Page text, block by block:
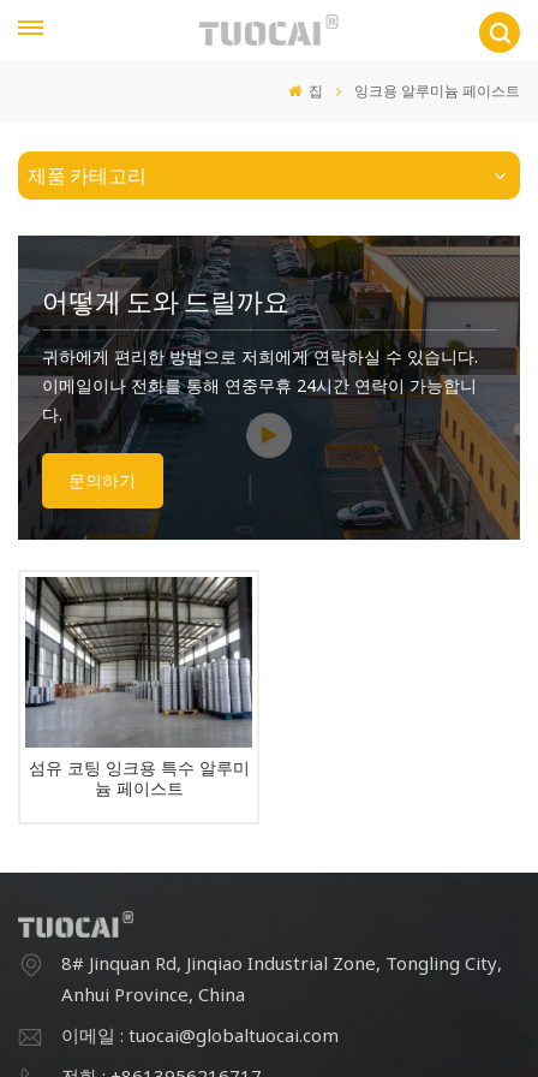
집 잉크용 알루미늄 페이스트
제품 카테고리
어떻게 도와 드릴까요
귀하에게 편리한 방법으로 저희에게 연락하실 수 있습니다.
이메일이나 전화를 통해 연중무휴 24시간 연락이 가능합니
다.
문의하기
섬유 코팅 잉크용 특수 알루미
늄 페이스트
8# Jinquan Rd, Jinqiao Industrial Zone, Tongling City,
Anhui Province, China
이메일 : tuocai@globaltuocai.com